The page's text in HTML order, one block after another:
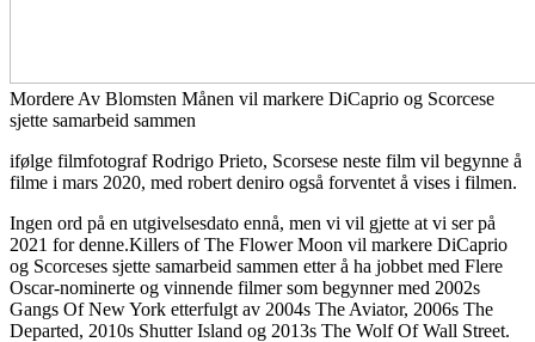
Mordere Av Blomsten Månen vil markere DiCaprio og Scorcese
sjette samarbeid sammen
ifølge filmfotograf Rodrigo Prieto, Scorsese neste film vil begynne å
filme i mars 2020, med robert deniro også forventet å vises i filmen.
Ingen ord på en utgivelsesdato ennå, men vi vil gjette at vi ser på
2021 for denne.Killers of The Flower Moon vil markere DiCaprio
og Scorceses sjette samarbeid sammen etter å ha jobbet med Flere
Oscar-nominerte og vinnende filmer som begynner med 2002s
Gangs Of New York etterfulgt av 2004s The Aviator, 2006s The
Departed, 2010s Shutter Island og 2013s The Wolf Of Wall Street.